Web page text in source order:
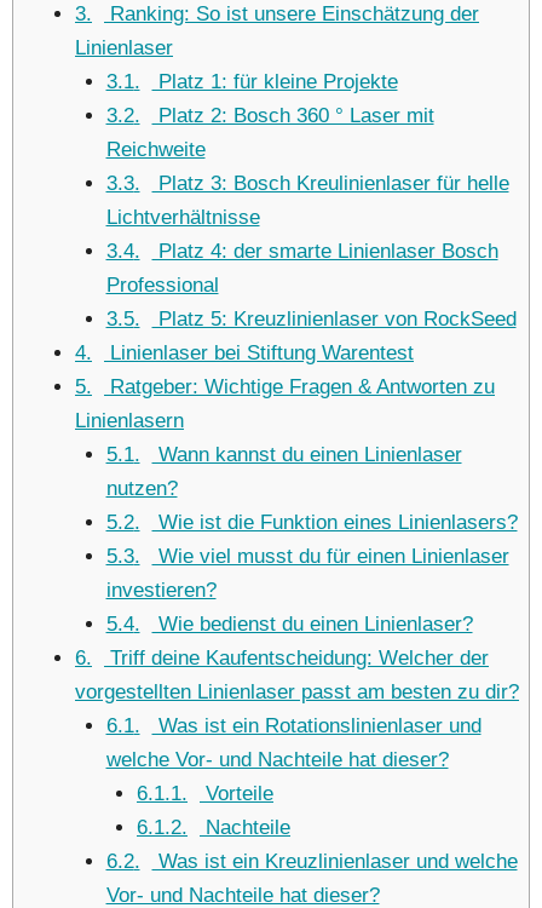
3
Ranking: So ist unsere Einschätzung der
Linienlaser
3.1
Platz 1: für kleine Projekte
3.2
Platz 2: Bosch 360 ° Laser mit
Reichweite
3.3
Platz 3: Bosch Kreulinienlaser für helle
Lichtverhältnisse
3.4
Platz 4: der smarte Linienlaser Bosch
Professional
3.5
Platz 5: Kreuzlinienlaser von RockSeed
4
Linienlaser bei Stiftung Warentest
5
Ratgeber: Wichtige Fragen & Antworten zu
Linienlasern
5.1
Wann kannst du einen Linienlaser
nutzen?
5.2
Wie ist die Funktion eines Linienlasers?
5.3
Wie viel musst du für einen Linienlaser
investieren?
5.4
Wie bedienst du einen Linienlaser?
6
Triff deine Kaufentscheidung: Welcher der
vorgestellten Linienlaser passt am besten zu dir?
6.1
Was ist ein Rotationslinienlaser und
welche Vor- und Nachteile hat dieser?
6.1.1
Vorteile
6.1.2
Nachteile
6.2
Was ist ein Kreuzlinienlaser und welche
Vor- und Nachteile hat dieser?